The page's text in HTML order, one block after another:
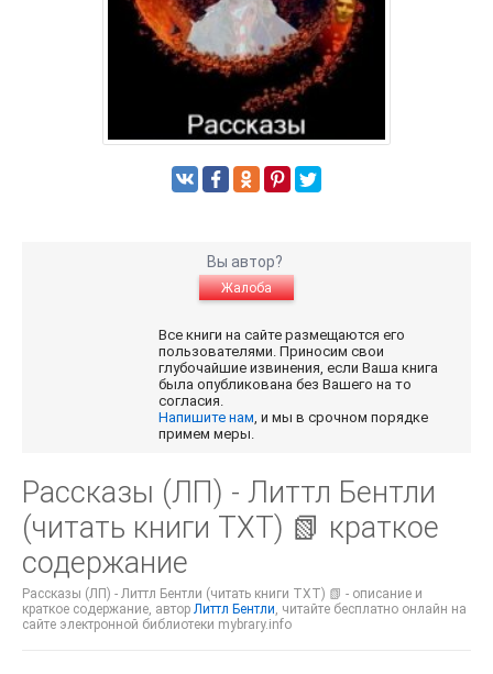
Вы автор?
Жалоба
Все книги на сайте размещаются его
пользователями. Приносим свои
глубочайшие извинения, если Ваша книга
была опубликована без Вашего на то
согласия.
Напишите нам , и мы в срочном порядке
примем меры.
Рассказы (ЛП) - Литтл Бентли
(читать книги TXT) 📗 краткое
содержание
Рассказы (ЛП) - Литтл Бентли (читать книги TXT) 📗 - описание и
краткое содержание, автор Литтл Бентли , читайте бесплатно онлайн на
сайте электронной библиотеки mybrary.info